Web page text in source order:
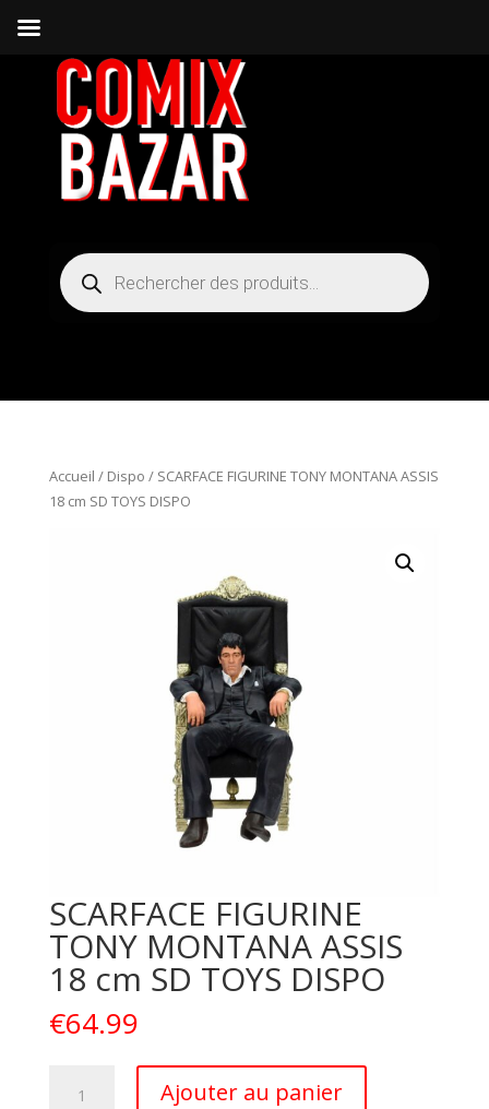
Recherche
de
produits
Accueil / Dispo / SCARFACE FIGURINE TONY MONTANA ASSIS
18 cm SD TOYS DISPO
SCARFACE FIGURINE
TONY MONTANA ASSIS
18 cm SD TOYS DISPO
€64.99
Ajouter au panier